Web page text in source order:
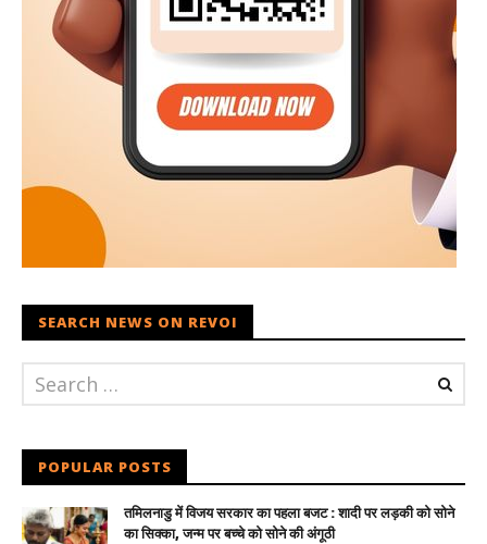
SEARCH NEWS ON REVOI
POPULAR POSTS
तमिलनाडु में विजय सरकार का पहला बजट : शादी पर लड़की को सोने
का सिक्का, जन्म पर बच्चे को सोने की अंगूठी